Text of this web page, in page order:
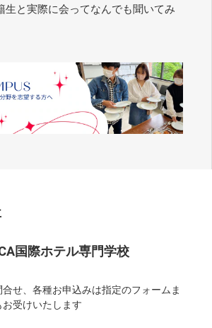
生と実際に会ってなんでも聞いてみ
国際ホテル専門学校
せ、各種お申込みは指定のフォームま
受けいたします